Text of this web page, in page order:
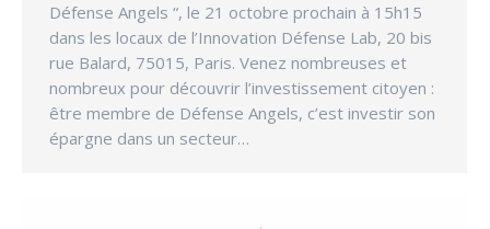
Défense Angels “, le 21 octobre prochain à 15h15
dans les locaux de l’Innovation Défense Lab, 20 bis
rue Balard, 75015, Paris. Venez nombreuses et
nombreux pour découvrir l’investissement citoyen :
être membre de Défense Angels, c’est investir son
épargne dans un secteur…